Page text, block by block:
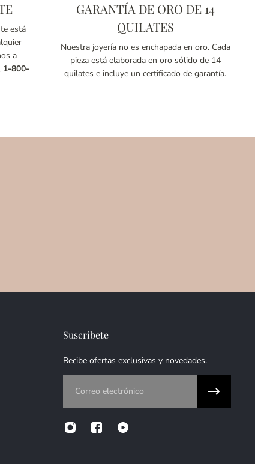
está
a
1-800-
GARANTÍA DE ORO DE 14
QUILATES
Nuestra joyería no es enchapada en oro. Cada
pieza está elaborada en oro sólido de 14
quilates e incluye un certificado de garantía.
Suscríbete
Recibe ofertas exclusivas y novedades.